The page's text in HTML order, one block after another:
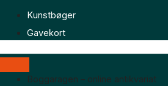
Kunstbøger
Gavekort
Boggaragen – online antikvariat